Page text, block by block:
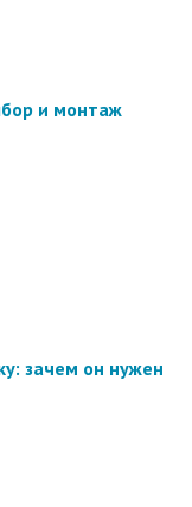
и монтаж
зачем он нужен